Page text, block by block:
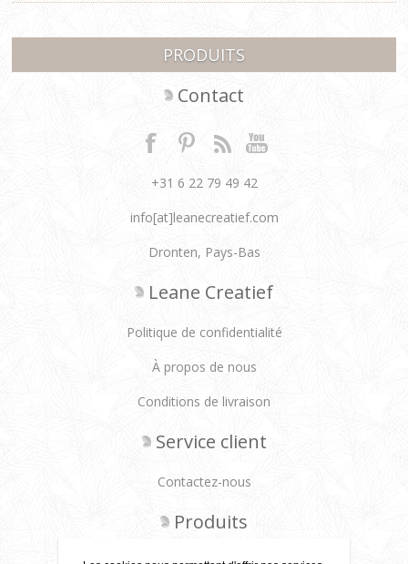
PRODUITS
Contact
+31 6 22 79 49 42
info[at]leanecreatief.com
Dronten, Pays-Bas
Leane Creatief
Politique de confidentialité
À propos de nous
Conditions de livraison
Service client
Contactez-nous
Produits